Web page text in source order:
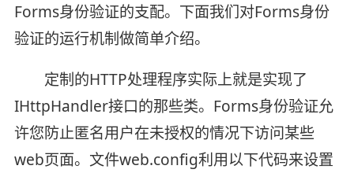
Forms身份验证的支配。下面我们对Forms身份
验证的运行机制做简单介绍。
定制的HTTP处理程序实际上就是实现了
IHttpHandler接口的那些类。Forms身份验证允
许您防止匿名用户在未授权的情况下访问某些
web页面。文件web.config利用以下代码来设置